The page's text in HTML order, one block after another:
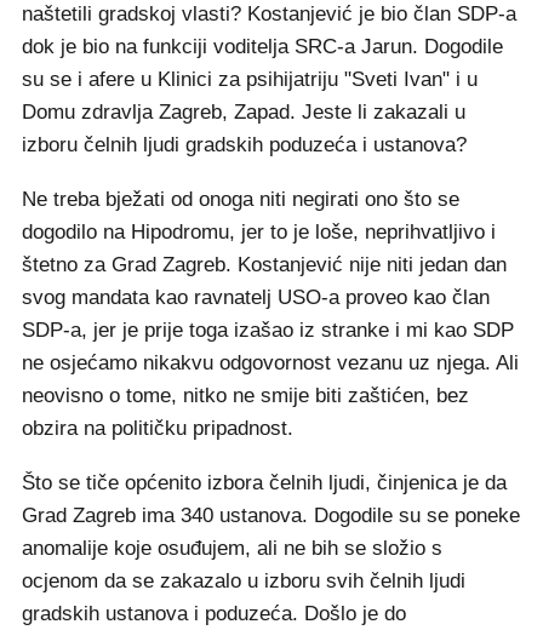
naštetili gradskoj vlasti? Kostanjević je bio član SDP-a
dok je bio na funkciji voditelja SRC-a Jarun. Dogodile
su se i afere u Klinici za psihijatriju "Sveti Ivan" i u
Domu zdravlja Zagreb, Zapad. Jeste li zakazali u
izboru čelnih ljudi gradskih poduzeća i ustanova?
Ne treba bježati od onoga niti negirati ono što se
dogodilo na Hipodromu, jer to je loše, neprihvatljivo i
štetno za Grad Zagreb. Kostanjević nije niti jedan dan
svog mandata kao ravnatelj USO-a proveo kao član
SDP-a, jer je prije toga izašao iz stranke i mi kao SDP
ne osjećamo nikakvu odgovornost vezanu uz njega. Ali
neovisno o tome, nitko ne smije biti zaštićen, bez
obzira na političku pripadnost.
Što se tiče općenito izbora čelnih ljudi, činjenica je da
Grad Zagreb ima 340 ustanova. Dogodile su se poneke
anomalije koje osuđujem, ali ne bih se složio s
ocjenom da se zakazalo u izboru svih čelnih ljudi
gradskih ustanova i poduzeća. Došlo je do